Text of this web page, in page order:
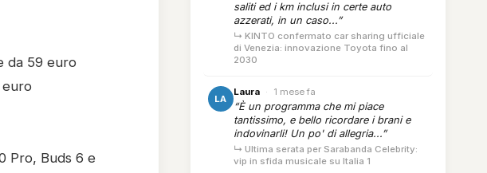
da 59 euro
euro
Pro, Buds 6 e
saliti ed i km inclusi in certe auto
azzerati, in un caso...”
↳ KINTO confermato car sharing ufficiale
di Venezia: innovazione Toyota fino al
2030
LA
Laura · 1 mese fa
“È un programma che mi piace
tantissimo, e bello ricordare i brani e
indovinarli! Un po' di allegria...”
↳ Ultima serata per Sarabanda Celebrity:
vip in sfida musicale su Italia 1